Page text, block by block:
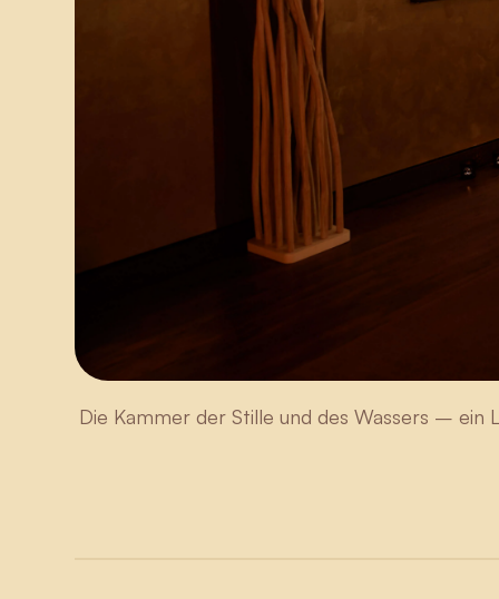
Die Kammer der Stille und des Wassers – ein